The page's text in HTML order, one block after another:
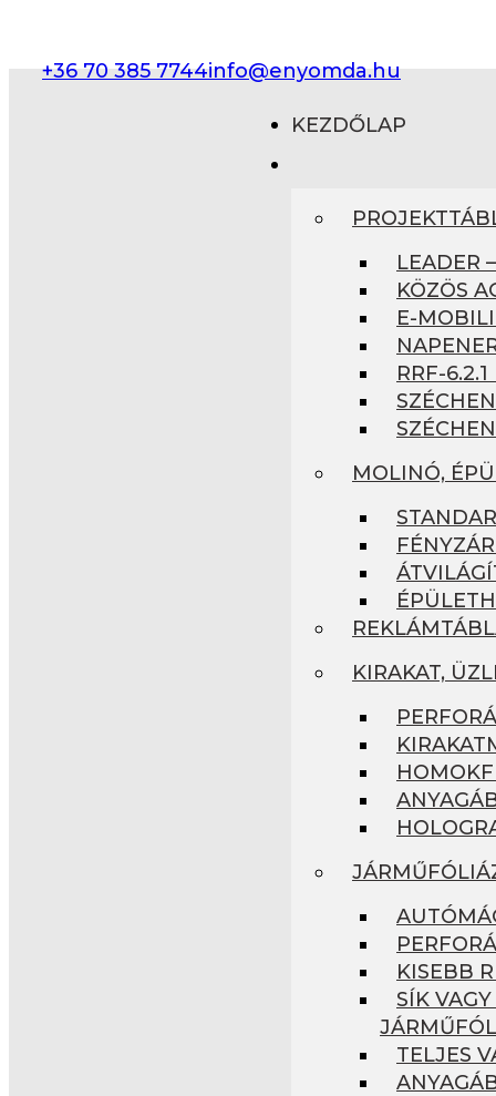
+36 70 385 7744info@enyomda.hu
KEZDŐLAP
LEADER
KÖZÖS
E-
RRF-
MOLINÓ,
KIRAKAT,
KISEBB
SÍK
TELJES